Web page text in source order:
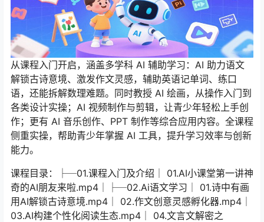
从课程入门开启，涵盖多学科 AI 辅助学习：AI 助力语文
解锁古诗意境、激发作文灵感，辅助英语记单词、练口
语，还能拆解数理难题。同时教授 AI 绘画，从操作入门到
各类设计实操；AI 视频制作与剪辑，让青少年轻松上手创
作；更有 AI 音乐创作、PPT 制作等综合应用内容。全课程
侧重实操，帮助青少年掌握 AI 工具，提升学习效率与创新
能力。
课程目录：├─01.课程入门及介绍│ 01.AI小课堂第一讲神
奇的AI朋友来啦.mp4│├─02.Ai语文学习│ 01.诗中有画
用AI解锁古诗意境.mp4│ 02.作文创意灵感孵化器.mp4│
03.AI构建个性化阅读生态.mp4│ 04.文言文解密之